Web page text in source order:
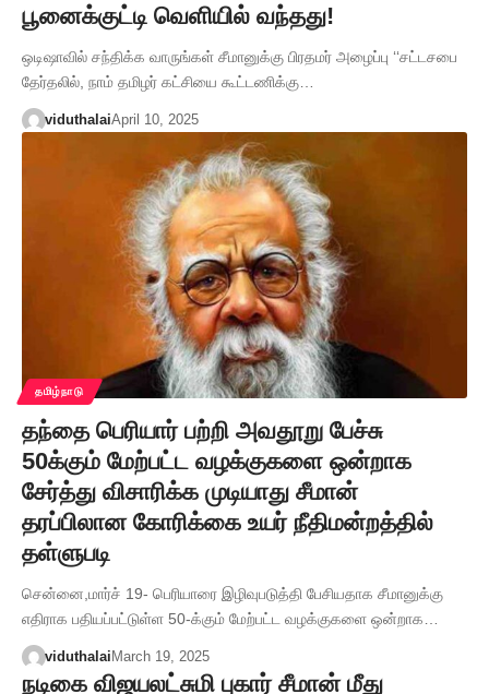
பூனைக்குட்டி வெளியில் வந்தது!
ஒடிஷாவில் சந்திக்க வாருங்கள் சீமானுக்கு பிரதமர் அழைப்பு ‘‘சட்டசபை
தேர்தலில், நாம் தமிழர் கட்சியை கூட்டணிக்கு…
viduthalaiApril 10, 2025
தமிழ்நாடு
தந்தை பெரியார் பற்றி அவதூறு பேச்சு
50க்கும் மேற்பட்ட வழக்குகளை ஒன்றாக
சேர்த்து விசாரிக்க முடியாது சீமான்
தரப்பிலான கோரிக்கை உயர் நீதிமன்றத்தில்
தள்ளுபடி
சென்னை,மார்ச் 19- பெரியாரை இழிவுபடுத்தி பேசியதாக சீமானுக்கு
எதிராக பதியப்பட்டுள்ள 50-க்கும் மேற்பட்ட வழக்குகளை ஒன்றாக…
viduthalai March 19, 2025
நடிகை விஜயலட்சுமி புகார் சீமான் மீது